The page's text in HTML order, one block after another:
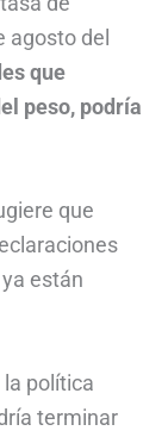
agosto del
que
peso, podría
que
están
la política
terminar